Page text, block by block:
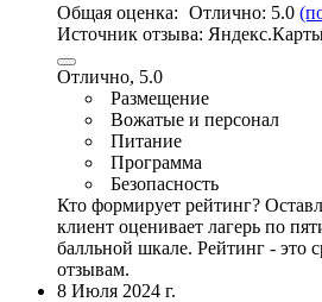
Общая оценка: Отлично: 5.0
Источник отзыва:
Отлично, 5.0
Размещение
Вожатые и персонал
Питание
Программа
Безопасность
Кто формирует рейтинг?
клиент оценивает лагерь по
балльной шкале. Рейтинг - это
отзывам.
8 Июля 2024 г.